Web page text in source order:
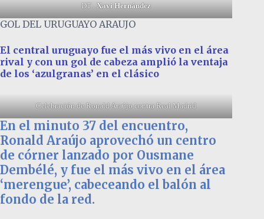
DT .Xavi Hernández
GOL DEL URUGUAYO ARAUJO
El central uruguayo fue el más vivo en el área
rival y con un gol de cabeza amplió la ventaja
de los ‘azulgranas’ en el clásico
Celebración de Ronald Araújo contra Real Madrid
En el minuto 37 del encuentro,
Ronald Araújo aprovechó un centro
de córner lanzado por Ousmane
Dembélé, y fue el más vivo en el área
‘merengue’, cabeceando el balón al
fondo de la red.